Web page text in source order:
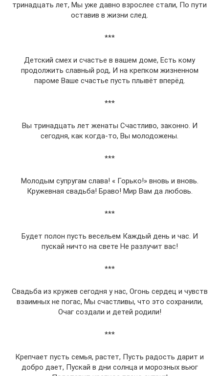
тринадцать лет, Мы уже давно взрослее стали, По пути
оставив в жизни след.
***
Детский смех и счастье в вашем доме, Есть кому
продолжить славный род, И на крепком жизненном
пароме Ваше счастье пусть плывёт вперёд.
***
Вы тринадцать лет женаты Счастливо, законно. И
сегодня, как когда-то, Вы молодожены.
***
Молодым супругам слава! « Горько!» вновь и вновь.
Кружевная свадьба! Браво! Мир Вам да любовь.
***
Будет полон пусть весельем Каждый день и час. И
пускай ничто на свете Не разлучит вас!
***
Свадьба из кружев сегодня у нас, Огонь сердец и чувств
взаимных не погас, Мы счастливы, что это сохранили,
Очаг создали и детей родили!
***
Крепчает пусть семья, растет, Пусть радость дарит и
добро дает, Пускай в дни солнца и морозных вьюг